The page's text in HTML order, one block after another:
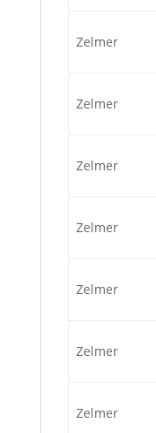
Zelmer
Zelmer
Zelmer
Zelmer
Zelmer
Zelmer
Zelmer